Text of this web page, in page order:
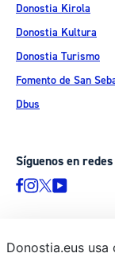
Donostia Kirola
Donostia Kultura
Donostia Turismo
Fomento de San
Dbus
Síguenos en
Donostia.eus